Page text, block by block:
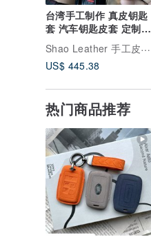
台湾手工制作 真皮钥匙
套 汽车钥匙皮套 定制化
礼物 订制礼物
Shao Leather 手工皮具 手工表带订制
US$ 445.38
热门商品推荐